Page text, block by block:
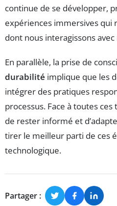
continue de se développer,
expériences immersives qui
dont nous interagissons
En parallèle, la prise de
durabilité implique que les
intégrer des pratiques
processus. Face à toutes
de rester informé et
tirer le meilleur parti de ces
technologique.
Partager :